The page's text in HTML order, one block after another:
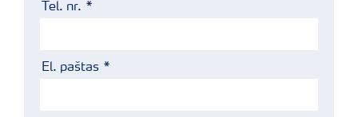
Tel. nr.
El. paštas